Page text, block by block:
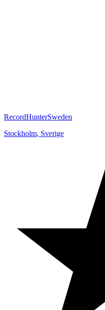
RecordHunterSweden
Stockholm, Sverige